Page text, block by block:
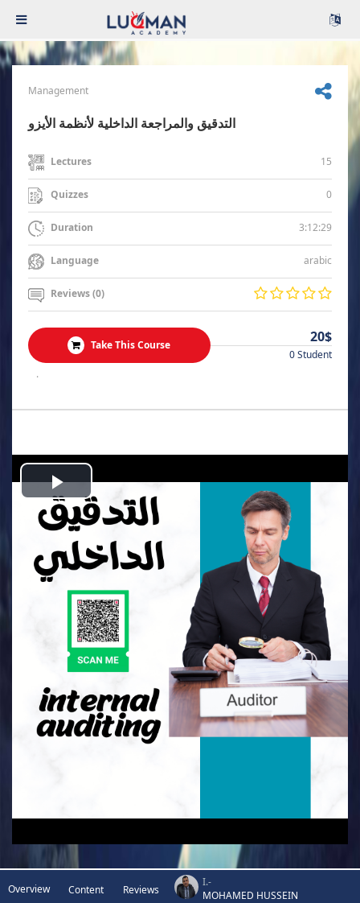
Management
التدقيق والمراجعة الداخلية لأنظمة الأيزو
Lectures 15
Quizzes 0
Duration 3:12:29
Language arabic
Reviews (0)
Take This Course 20$
0 Student
.
Play
Video
Overview Content Reviews
I.-
MOHAMED HUSSEIN